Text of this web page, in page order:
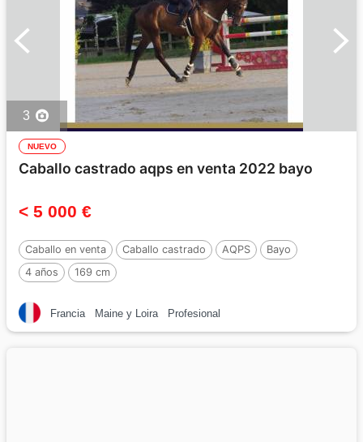
3
NUEVO
Caballo castrado aqps en venta 2022 bayo
< 5 000 €
Caballo en venta Caballo castrado AQPS
Bayo
4 años
169 cm
Francia Maine y Loira Profesional